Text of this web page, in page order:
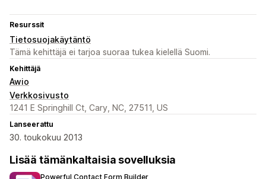
Resurssit
Tietosuojakäytäntö
Tämä kehittäjä ei tarjoa suoraa tukea kielellä Suomi.
Kehittäjä
Awio
Verkkosivusto
1241 E Springhill Ct, Cary, NC, 27511, US
Lanseerattu
30. toukokuu 2013
Lisää tämänkaltaisia sovelluksia
Powerful Contact Form Builder